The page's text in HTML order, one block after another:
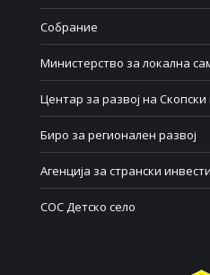
Собрание
Министерство за локална
Центар за развој на
Биро за регионален развој
Агенција за странски
СОС Детско село